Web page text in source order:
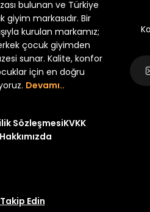
bulunan ve Türkiye
markasıdır. Bir
kurulan markamız;
erkek çocuk giyimden
sunar. Kalite, konfor
için en doğru
Devamı..
SözleşmesiKVKK
Hakkımızda
Edin